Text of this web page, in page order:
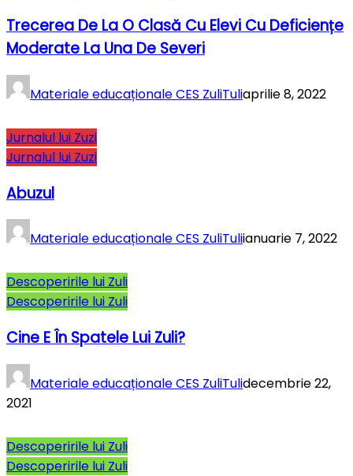
Trecerea De La O Clasă Cu Elevi Cu Deficiențe
Moderate La Una De Severi
Materiale educaționale CES ZuliTuliaprilie 8, 2022
Jurnalul lui Zuzi
Jurnalul lui Zuzi
Abuzul
Materiale educaționale CES ZuliTuliianuarie 7, 2022
Descoperirile lui Zuli
Descoperirile lui Zuli
Cine E În Spatele Lui Zuli?
Materiale educaționale CES ZuliTulidecembrie 22,
2021
Descoperirile lui Zuli
Descoperirile lui Zuli